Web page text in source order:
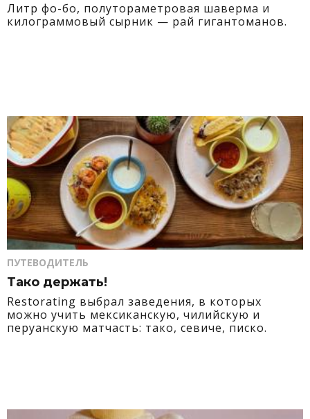
Литр фо-бо, полутораметровая шаверма и
килограммовый сырник — рай гигантоманов.
ПУТЕВОДИТЕЛЬ
Тако держать!
Restorating выбрал заведения, в которых
можно учить мексиканскую, чилийскую и
перуанскую матчасть: тако, севиче, писко.